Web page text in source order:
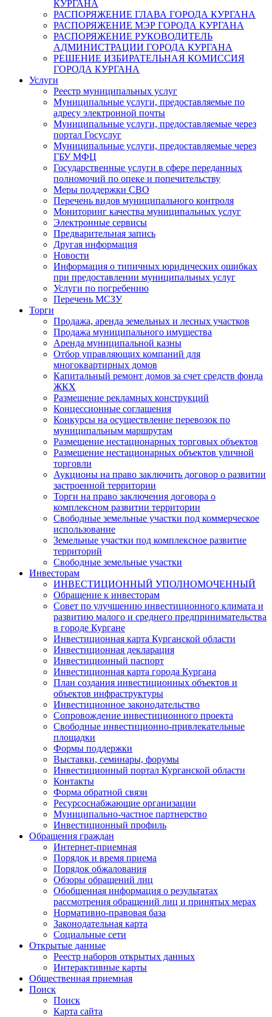
КУРГАНА
РАСПОРЯЖЕНИЕ ГЛАВА ГОРОДА КУРГАНА
РАСПОРЯЖЕНИЕ МЭР ГОРОДА КУРГАНА
РАСПОРЯЖЕНИЕ РУКОВОДИТЕЛЬ
АДМИНИСТРАЦИИ ГОРОДА КУРГАНА
РЕШЕНИЕ ИЗБИРАТЕЛЬНАЯ КОМИССИЯ
ГОРОДА КУРГАНА
Услуги
Реестр муниципальных услуг
Муниципальные услуги, предоставляемые по
адресу электронной почты
Муниципальные услуги, предоставляемые через
портал Госуслуг
Муниципальные услуги, предоставляемые через
ГБУ МФЦ
Государственные услуги в сфере переданных
полномочий по опеке и попечительству
Меры поддержки СВО
Перечень видов муниципального контроля
Мониторинг качества муниципальных услуг
Электронные сервисы
Предварительная запись
Другая информация
Новости
Информация о типичных юридических ошибках
при предоставлении муниципальных услуг
Услуги по погребению
Перечень МСЗУ
Торги
Продажа, аренда земельных и лесных участков
Продажа муниципального имущества
Аренда муниципальной казны
Отбор управляющих компаний для
многоквартирных домов
Капитальный ремонт домов за счет средств фонда
ЖКХ
Размещение рекламных конструкций
Концессионные соглашения
Конкурсы на осуществление перевозок по
муниципальным маршрутам
Размещение нестационарных торговых объектов
Размещение нестационарных объектов уличной
торговли
Аукционы на право заключить договор о развитии
застроенной территории
Торги на право заключения договора о
комплексном развитии территории
Свободные земельные участки под коммерческое
использование
Земельные участки под комплексное развитие
территорий
Свободные земельные участки
Инвесторам
ИНВЕСТИЦИОННЫЙ УПОЛНОМОЧЕННЫЙ
Обращение к инвесторам
Совет по улучшению инвестиционного климата и
развитию малого и среднего предпринимательства
в городе Кургане
Инвестиционная карта Курганской области
Инвестиционная декларация
Инвестиционный паспорт
Инвестиционная карта города Кургана
План создания инвестиционных объектов и
объектов инфраструктуры
Инвестиционное законодательство
Сопровождение инвестиционного проекта
Свободные инвестиционно-привлекательные
площадки
Формы поддержки
Выставки, семинары, форумы
Инвестиционный портал Курганской области
Контакты
Форма обратной связи
Ресурсоснабжающие организации
Муниципально-частное партнерство
Инвестиционный профиль
Обращения граждан
Интернет-приемная
Порядок и время приема
Порядок обжалования
Обзоры обращений лиц
Обобщенная информация о результатах
рассмотрения обращений лиц и принятых мерах
Нормативно-правовая база
Законодательная карта
Социальные сети
Открытые данные
Реестр наборов открытых данных
Интерактивные карты
Общественная приемная
Поиск
Поиск
Карта сайта